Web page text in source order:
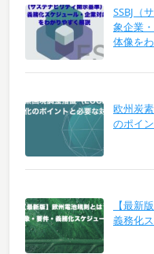
SSBJ（
象企業
体像を
欧州炭
のポイ
【最新
義務化